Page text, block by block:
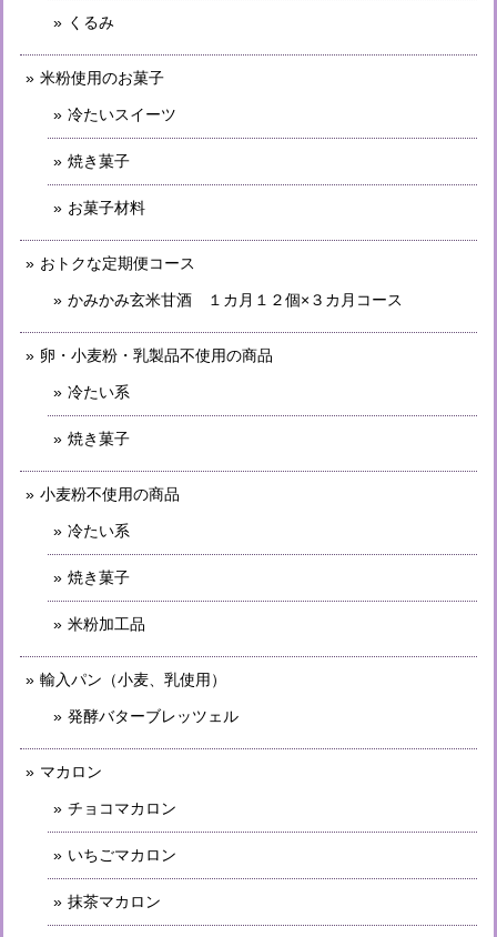
くるみ
米粉使用のお菓子
冷たいスイーツ
焼き菓子
お菓子材料
おトクな定期便コース
かみかみ玄米甘酒 １カ月１２個×３カ月コース
卵・小麦粉・乳製品不使用の商品
冷たい系
焼き菓子
小麦粉不使用の商品
冷たい系
焼き菓子
米粉加工品
輸入パン（小麦、乳使用）
発酵バターブレッツェル
マカロン
チョコマカロン
いちごマカロン
抹茶マカロン